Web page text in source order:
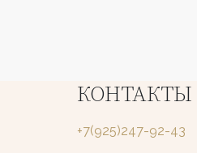
КОНТАКТЫ
+7(925)247-92-43